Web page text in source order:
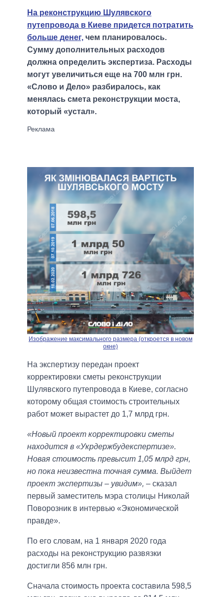
На реконструкцию Шулявского
путепровода в Киеве придется потратить
больше денег, чем планировалось.
Сумму дополнительных расходов
должна определить экспертиза. Расходы
могут увеличиться еще на 700 млн грн.
«Слово и Дело» разбиралось, как
менялась смета реконструкции моста,
который «устал».
Изображение максимального размера (откроется в новом
окне)
На экспертизу передан проект
корректировки сметы реконструкции
Шулявского путепровода в Киеве, согласно
которому общая стоимость строительных
работ может вырастет до 1,7 млрд грн.
«Новый проект корректировки сметы
находится в «Укрдержбудекспертизе».
Новая стоимость превысит 1,05 млрд грн,
но пока неизвестна точная сумма. Выйдет
проект экспертизы – увидим», – сказал
первый заместитель мэра столицы Николай
Поворозник в интервью «Экономической
правде».
По его словам, на 1 января 2020 года
расходы на реконструкцию развязки
достигли 856 млн грн.
Сначала стоимость проекта составила 598,5